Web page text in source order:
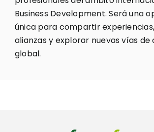
Business Development. Será una
única para compartir
alianzas y explorar nuevas vías
global.